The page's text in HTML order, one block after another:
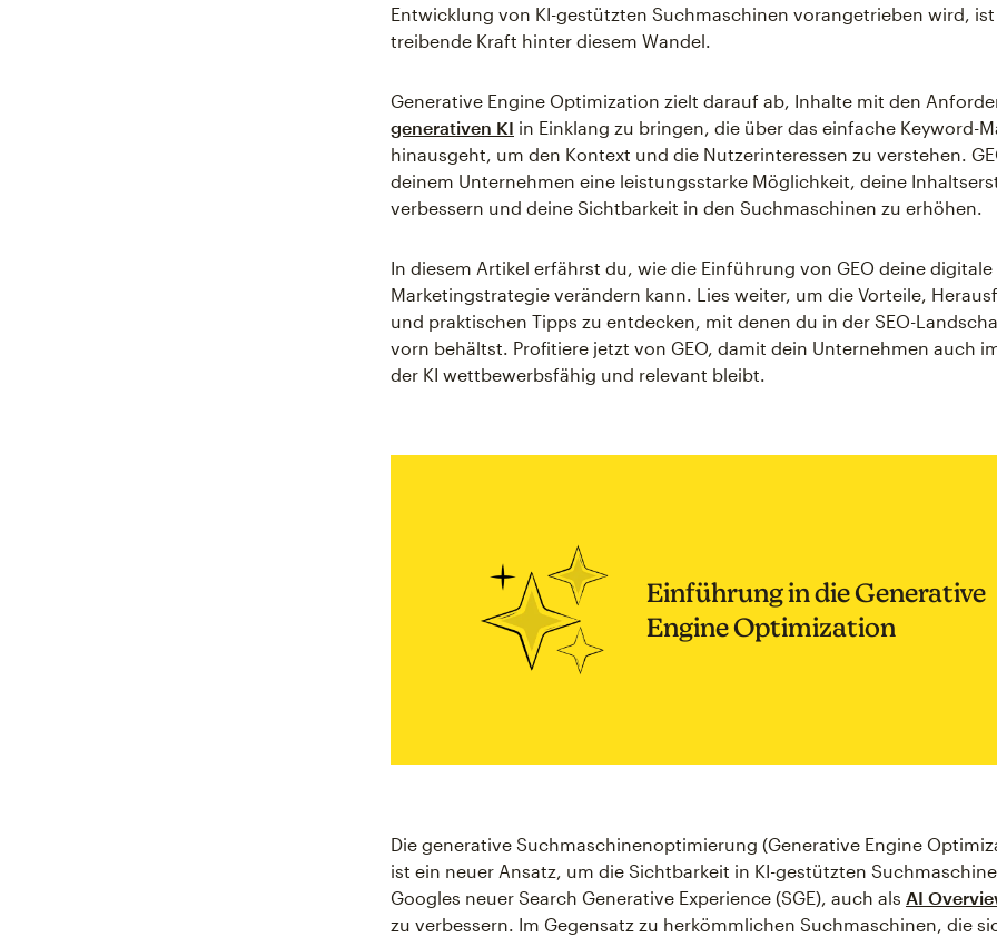
Entwicklung von KI-gestützten Suchmaschinen vorangetrieben wird,
treibende Kraft hinter diesem Wandel.
Generative Engine Optimization zielt darauf ab, Inhalte mit den
generativen KI in Einklang zu bringen, die über das einfache Keyword-
hinausgeht, um den Kontext und die Nutzerinteressen zu verstehen.
deinem Unternehmen eine leistungsstarke Möglichkeit, deine
verbessern und deine Sichtbarkeit in den Suchmaschinen zu erhöhen.
In diesem Artikel erfährst du, wie die Einführung von GEO deine digitale
Marketingstrategie verändern kann. Lies weiter, um die Vorteile,
und praktischen Tipps zu entdecken, mit denen du in der SEO-
vorn behältst. Profitiere jetzt von GEO, damit dein Unternehmen auch
der KI wettbewerbsfähig und relevant bleibt.
Einführung in die Generative
Engine Optimization
Die generative Suchmaschinenoptimierung (Generative Engine
ist ein neuer Ansatz, um die Sichtbarkeit in KI-gestützten
Googles neuer Search Generative Experience (SGE), auch als AI
zu verbessern. Im Gegensatz zu herkömmlichen Suchmaschinen, die